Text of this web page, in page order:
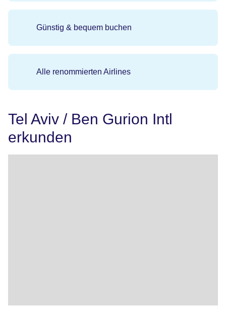
Günstig & bequem buchen
Alle renommierten Airlines
Tel Aviv / Ben Gurion Intl
erkunden